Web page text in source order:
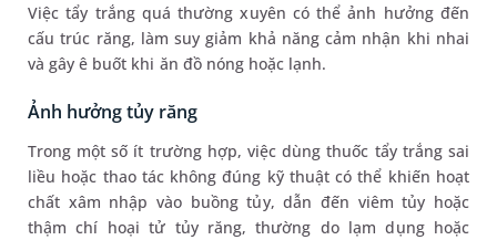
Việc tẩy trắng quá thường xuyên có thể ảnh hưởng đến
cấu trúc răng, làm suy giảm khả năng cảm nhận khi nhai
và gây ê buốt khi ăn đồ nóng hoặc lạnh.
Ảnh hưởng tủy răng
Trong một số ít trường hợp, việc dùng thuốc tẩy trắng sai
liều hoặc thao tác không đúng kỹ thuật có thể khiến hoạt
chất xâm nhập vào buồng tủy, dẫn đến viêm tủy hoặc
thậm chí hoại tử tủy răng, thường do lạm dụng hoặc